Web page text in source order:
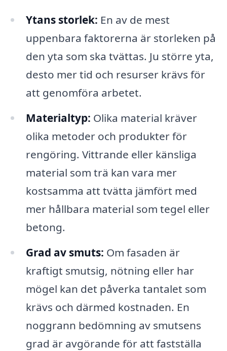
Ytans storlek: En av de mest
uppenbara faktorerna är storleken på
den yta som ska tvättas. Ju större yta,
desto mer tid och resurser krävs för
att genomföra arbetet.
Materialtyp: Olika material kräver
olika metoder och produkter för
rengöring. Vittrande eller känsliga
material som trä kan vara mer
kostsamma att tvätta jämfört med
mer hållbara material som tegel eller
betong.
Grad av smuts: Om fasaden är
kraftigt smutsig, nötning eller har
mögel kan det påverka tantalet som
krävs och därmed kostnaden. En
noggrann bedömning av smutsens
grad är avgörande för att fastställa